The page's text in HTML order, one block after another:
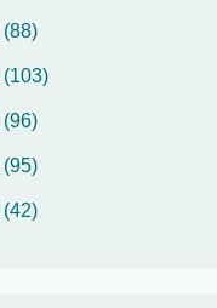
(88)
(103)
(96)
(95)
(42)